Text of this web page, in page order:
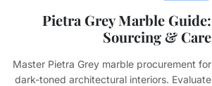
Pietra Grey Marble Guide:
Sourcing & Care
Master Pietra Grey marble procurement for
dark-toned architectural interiors. Evaluate